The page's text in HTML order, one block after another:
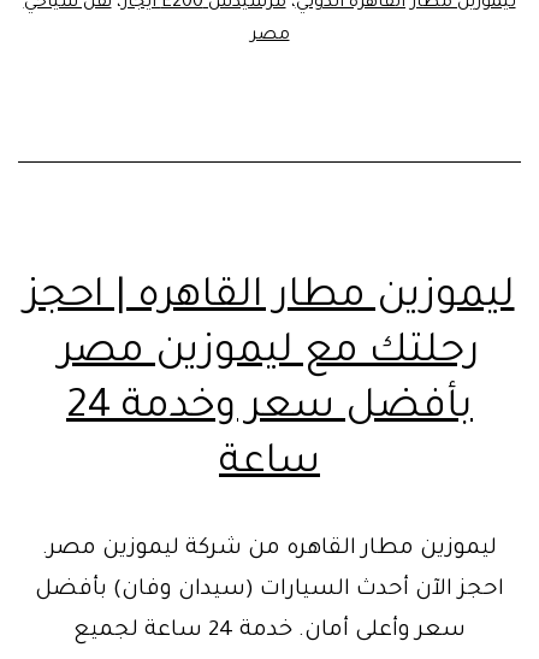
مصر
ليموزين مطار القاهره | احجز
رحلتك مع ليموزين مصر
بأفضل سعر وخدمة 24
ساعة
ليموزين مطار القاهره من شركة ليموزين مصر.
احجز الآن أحدث السيارات (سيدان وفان) بأفضل
سعر وأعلى أمان. خدمة 24 ساعة لجميع